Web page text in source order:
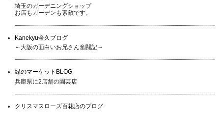
埼玉のガーデニングショップ
お店もガーデンも素敵です。
Kanekyu金久ブログ
～大阪の面白いお兄さん奮闘記～
緑のマーケットBLOG
兵庫県に2店舗の園芸店
クリスマスローズ百花店のブログ